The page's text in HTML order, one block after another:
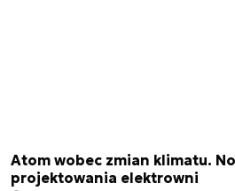
Atom wobec zmian klimatu.
projektowania elektrowni